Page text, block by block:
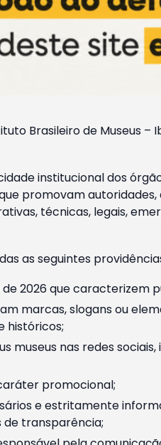
Brasileiro de Museus
institucional dos
promovam
técnicas, legais,
as seguintes
2026 que caracterizem
marcas, slogans ou
históricos;
nas redes
promocional;
e estritamente
de transparência;